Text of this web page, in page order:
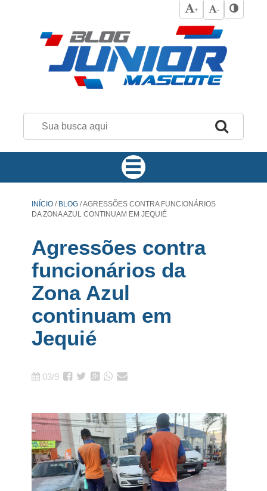
+ -
INÍCIO / BLOG /AGRESSÕES CONTRA FUNCIONÁRIOS
DA ZONA AZUL CONTINUAM EM JEQUIÉ
Agressões contra
funcionários da
Zona Azul
continuam em
Jequié
03/9